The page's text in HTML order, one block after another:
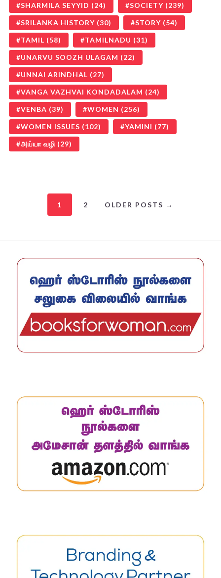
SHARMILA SEYYID (24) SOCIETY (239)
SRILANKA HISTORY (30) STORY (54)
TAMIL (58) TAMILNADU (31)
UNARVU SOOZH ULAGAM (22)
UNNAI ARINDHAL (27)
VANGA VAZHVAI KONDADALAM (24)
VENBA (39) WOMEN (256)
WOMEN ISSUES (102) YAMINI (77)
அய்யா வழி (29)
1 2 OLDER POSTS →